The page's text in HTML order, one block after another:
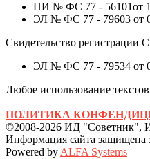
ПИ № ФС 77 - 56101от
ЭЛ № ФС 77 - 79603 от
Свидетельство
ЭЛ № ФС 77 - 79534 от
Любое использование
ПОЛИТИКА
©2008-2026 ИД "Советник",
Информация сайта защищена
Powered by ALFA Systems